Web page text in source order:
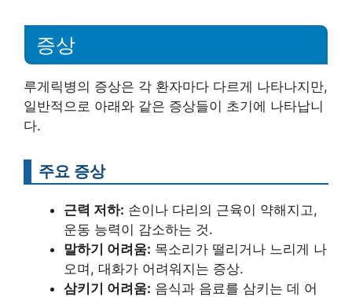
증상
루게릭병의 증상은 각 환자마다 다르게 나타나지만,
일반적으로 아래와 같은 증상들이 초기에 나타납니
다.
주요 증상
근력 저하: 손이나 다리의 근육이 약해지고,
운동 능력이 감소하는 것.
말하기 어려움: 목소리가 떨리거나 느리게 나
오며, 대화가 어려워지는 증상.
삼키기 어려움: 음식과 음료를 삼키는 데 어